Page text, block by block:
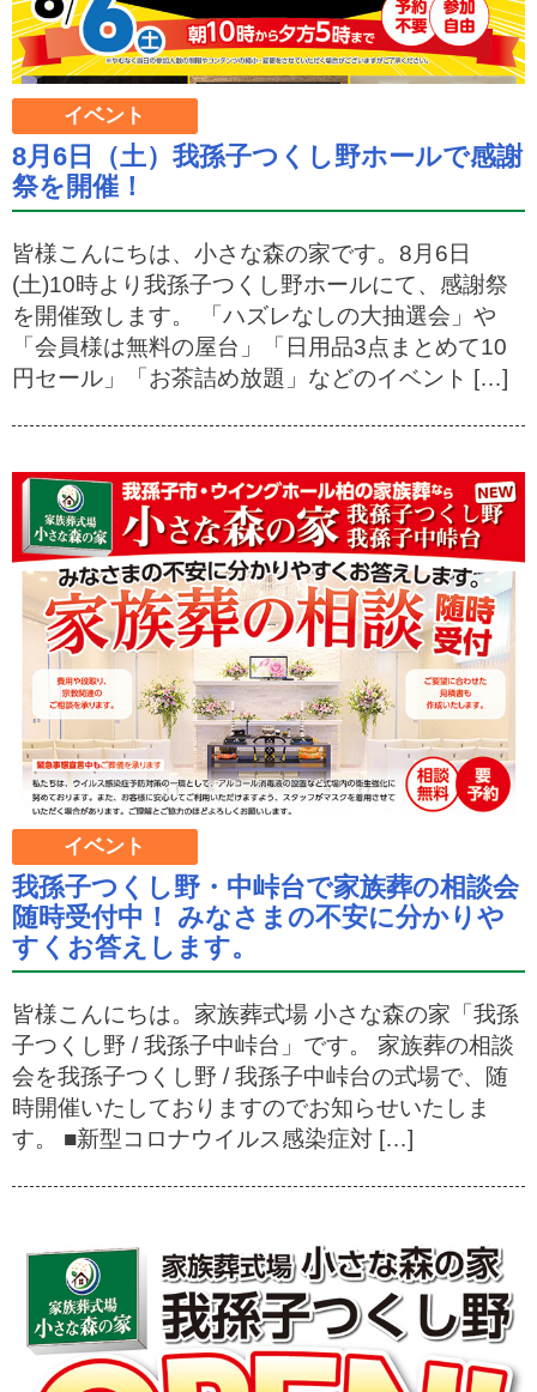
イベント
8月6日（土）我孫子つくし野ホールで感謝
祭を開催！
皆様こんにちは、小さな森の家です。8月6日
(土)10時より我孫子つくし野ホールにて、感謝祭
を開催致します。 「ハズレなしの大抽選会」や
「会員様は無料の屋台」「日用品3点まとめて10
円セール」「お茶詰め放題」などのイベント […]
イベント
我孫子つくし野・中峠台で家族葬の相談会
随時受付中！ みなさまの不安に分かりや
すくお答えします。
皆様こんにちは。家族葬式場 小さな森の家「我孫
子つくし野 / 我孫子中峠台」です。 家族葬の相談
会を我孫子つくし野 / 我孫子中峠台の式場で、随
時開催いたしておりますのでお知らせいたしま
す。 ■新型コロナウイルス感染症対 […]